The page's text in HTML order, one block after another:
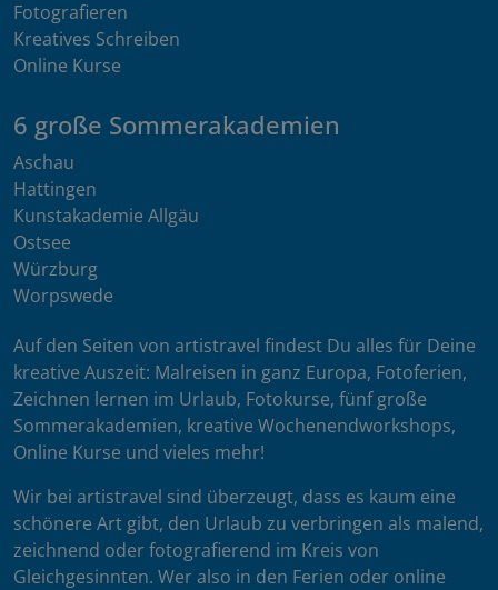
Fotografieren
Kreatives Schreiben
Online Kurse
6 große Sommerakademien
Aschau
Hattingen
Kunstakademie Allgäu
Ostsee
Würzburg
Worpswede
Auf den Seiten von artistravel findest Du alles für Deine
kreative Auszeit: Malreisen in ganz Europa, Fotoferien,
Zeichnen lernen im Urlaub, Fotokurse, fünf große
Sommerakademien, kreative Wochenendworkshops,
Online Kurse und vieles mehr!
Wir bei artistravel sind überzeugt, dass es kaum eine
schönere Art gibt, den Urlaub zu verbringen als malend,
zeichnend oder fotografierend im Kreis von
Gleichgesinnten. Wer also in den Ferien oder online